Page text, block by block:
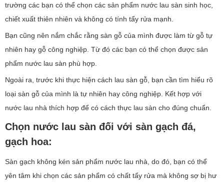
trường các bạn có thể chọn các sản phẩm nước lau sàn sinh học,
chiết xuất thiên nhiên và không có tính tẩy rửa mạnh.
Bạn cũng nên nắm chắc rằng sàn gỗ của mình được làm từ gỗ tự
nhiên hay gỗ công nghiệp. Từ đó các bạn có thể chọn được sản
phẩm nước lau sàn phù hợp.
Ngoài ra, trước khi thực hiện cách lau sàn gỗ, bạn cần tìm hiểu rõ
loại sàn gỗ của mình là tự nhiên hay công nghiệp. Kết hợp với
nước lau nhà thích hợp để có cách thực lau sàn cho đúng chuẩn.
Chọn nước lau sàn đối với sàn gạch đá,
gạch hoa:
Sàn gạch không kén sản phẩm nước lau nhà, do đó, bạn có thể
yên tâm khi chọn các sản phẩm có chất tẩy rửa mà không sợ bị hư